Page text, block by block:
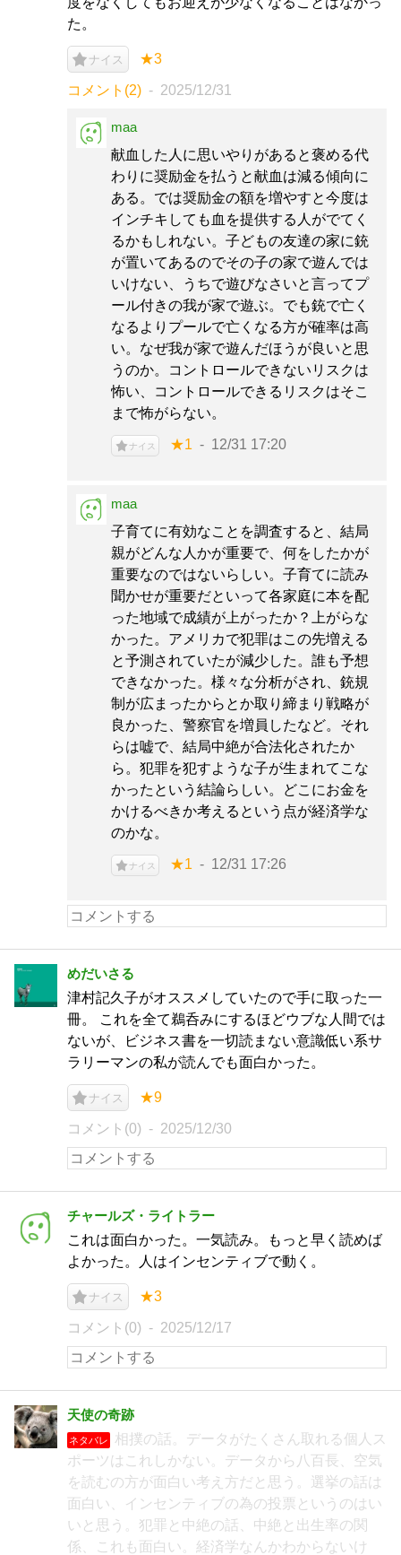
た。
ナイス ★3
コメント(2) 2025/12/31
maa
献血した人に思いやりがあると褒める代
わりに奨励金を払うと献血は減る傾向に
ある。では奨励金の額を増やすと今度は
インチキしても血を提供する人がでてく
るかもしれない。子どもの友達の家に銃
が置いてあるのでその子の家で遊んでは
いけない、うちで遊びなさいと言ってプ
ール付きの我が家で遊ぶ。でも銃で亡く
なるよりプールで亡くなる方が確率は高
い。なぜ我が家で遊んだほうが良いと思
うのか。コントロールできないリスクは
怖い、コントロールできるリスクはそこ
まで怖がらない。
ナイス ★1 12/31 17:20
maa
子育てに有効なことを調査すると、結局
親がどんな人かが重要で、何をしたかが
重要なのではないらしい。子育てに読み
聞かせが重要だといって各家庭に本を配
った地域で成績が上がったか？上がらな
かった。アメリカで犯罪はこの先増える
と予測されていたが減少した。誰も予想
できなかった。様々な分析がされ、銃規
制が広まったからとか取り締まり戦略が
良かった、警察官を増員したなど。それ
らは嘘で、結局中絶が合法化されたか
ら。犯罪を犯すような子が生まれてこな
かったという結論らしい。どこにお金を
かけるべきか考えるという点が経済学な
のかな。
ナイス ★1 12/31 17:26
めだいさる
津村記久子がオススメしていたので手に取った一
冊。 これを全て鵜呑みにするほどウブな人間では
ないが、ビジネス書を一切読まない意識低い系サ
ラリーマンの私が読んでも面白かった。
ナイス ★9
コメント(0) 2025/12/30
チャールズ・ライトラー
これは面白かった。一気読み。もっと早く読めば
よかった。人はインセンティブで動く。
ナイス ★3
コメント(0) 2025/12/17
天使の奇跡
ネタバレ
相撲の話。データがたくさん取れる個人ス
ポーツはこれしかない。データから八百長、空気
を読むの方が面白い考え方だと思う。選挙の話は
面白い、インセンティブの為の投票というのはい
いと思う。犯罪と中絶の話、中絶と出生率の関
係、これも面白い。経済学なんかわからないけ